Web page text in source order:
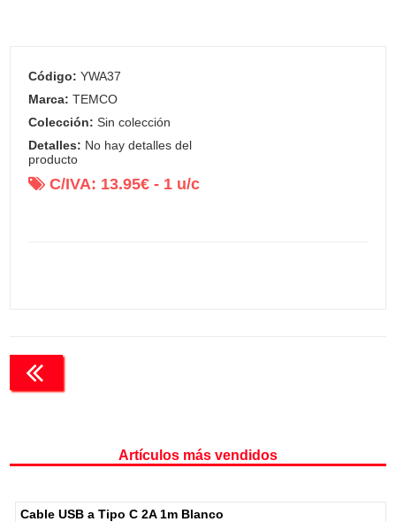
Código: YWA37
Marca: TEMCO
Colección: Sin colección
Detalles: No hay detalles del
producto
C/IVA: 13.95€ - 1 u/c
Artículos más vendidos
Cable USB a Tipo C 2A 1m Blanco